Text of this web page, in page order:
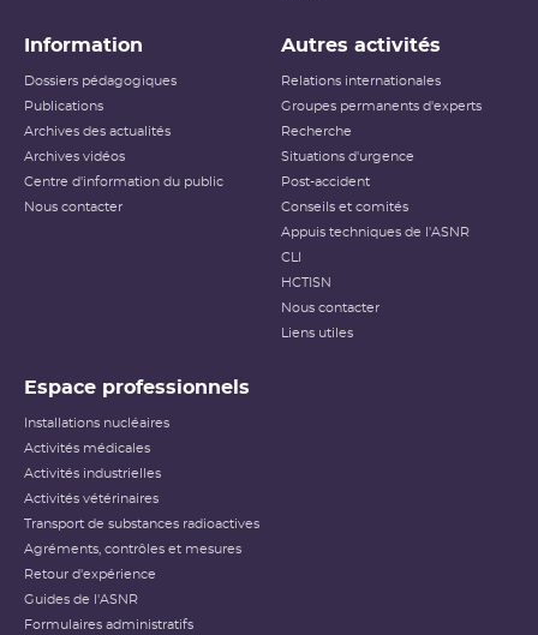
Information
Dossiers pédagogiques
Publications
Archives des actualités
Archives vidéos
Centre d'information du public
Nous contacter
Autres activités
Relations internationales
Groupes permanents d'experts
Recherche
Situations d'urgence
Post-accident
Conseils et comités
Appuis techniques de l'ASNR
CLI
HCTISN
Nous contacter
Liens utiles
Espace professionnels
Installations nucléaires
Activités médicales
Activités industrielles
Activités vétérinaires
Transport de substances radioactives
Agréments, contrôles et mesures
Retour d'expérience
Guides de l'ASNR
Formulaires administratifs